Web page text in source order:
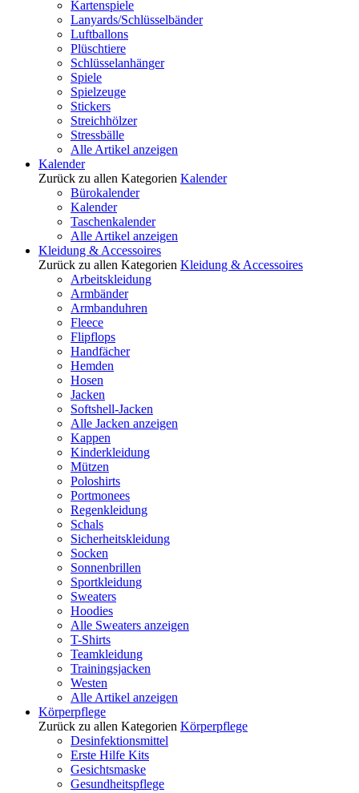
Kartenspiele
Lanyards/Schlüsselbänder
Luftballons
Plüschtiere
Schlüsselanhänger
Spiele
Spielzeuge
Stickers
Streichhölzer
Stressbälle
Alle Artikel anzeigen
Kalender
Zurück zu allen Kategorien Kalender
Bürokalender
Kalender
Taschenkalender
Alle Artikel anzeigen
Kleidung & Accessoires
Zurück zu allen Kategorien Kleidung & Accessoires
Arbeitskleidung
Armbänder
Armbanduhren
Fleece
Flipflops
Handfächer
Hemden
Hosen
Jacken
Softshell-Jacken
Alle Jacken anzeigen
Kappen
Kinderkleidung
Mützen
Poloshirts
Portmonees
Regenkleidung
Schals
Sicherheitskleidung
Socken
Sonnenbrillen
Sportkleidung
Sweaters
Hoodies
Alle Sweaters anzeigen
T-Shirts
Teamkleidung
Trainingsjacken
Westen
Alle Artikel anzeigen
Körperpflege
Zurück zu allen Kategorien Körperpflege
Desinfektionsmittel
Erste Hilfe Kits
Gesichtsmaske
Gesundheitspflege